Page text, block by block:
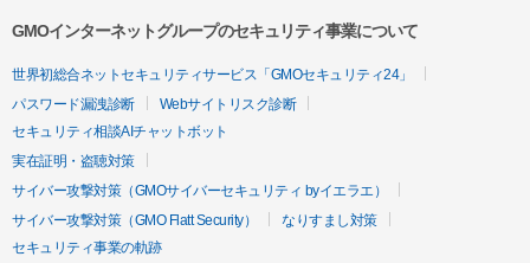
GMOインターネットグループのセキュリティ事業について
世界初総合ネットセキュリティサービス「GMOセキュリティ24」
パスワード漏洩診断
Webサイトリスク診断
セキュリティ相談AIチャットボット
実在証明・盗聴対策
サイバー攻撃対策（GMOサイバーセキュリティ byイエラエ）
サイバー攻撃対策（GMO Flatt Security）
なりすまし対策
セキュリティ事業の軌跡